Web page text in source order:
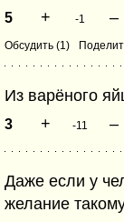
5 + -1 –
Обсудить (1)
Из варёного
3 + -11 –
Даже если у
желание